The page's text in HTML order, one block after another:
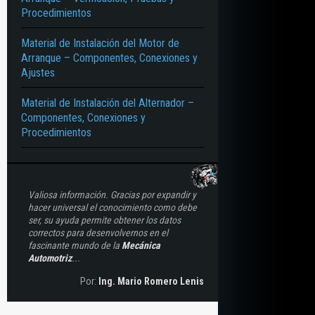
Procedimientos
Material de Instalación del Motor de
Arranque – Componentes, Conexiones y
Ajustes
Material de Instalación del Alternador –
Componentes, Conexiones y
Procedimientos
Valiosa información. Gracias por expandir y
hacer universal el conocimiento como debe
ser, su ayuda permite obtener los datos
correctos para desenvolvernos en el
fascinante mundo de la Mecánica
Automotriz...
Por: Ing. Mario Romero Lenis